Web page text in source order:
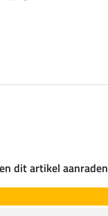
dit artikel aanraden